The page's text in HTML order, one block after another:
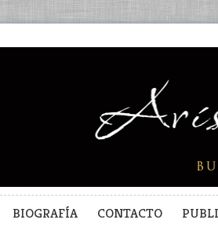
BIOGRAFÍA CONTACTO